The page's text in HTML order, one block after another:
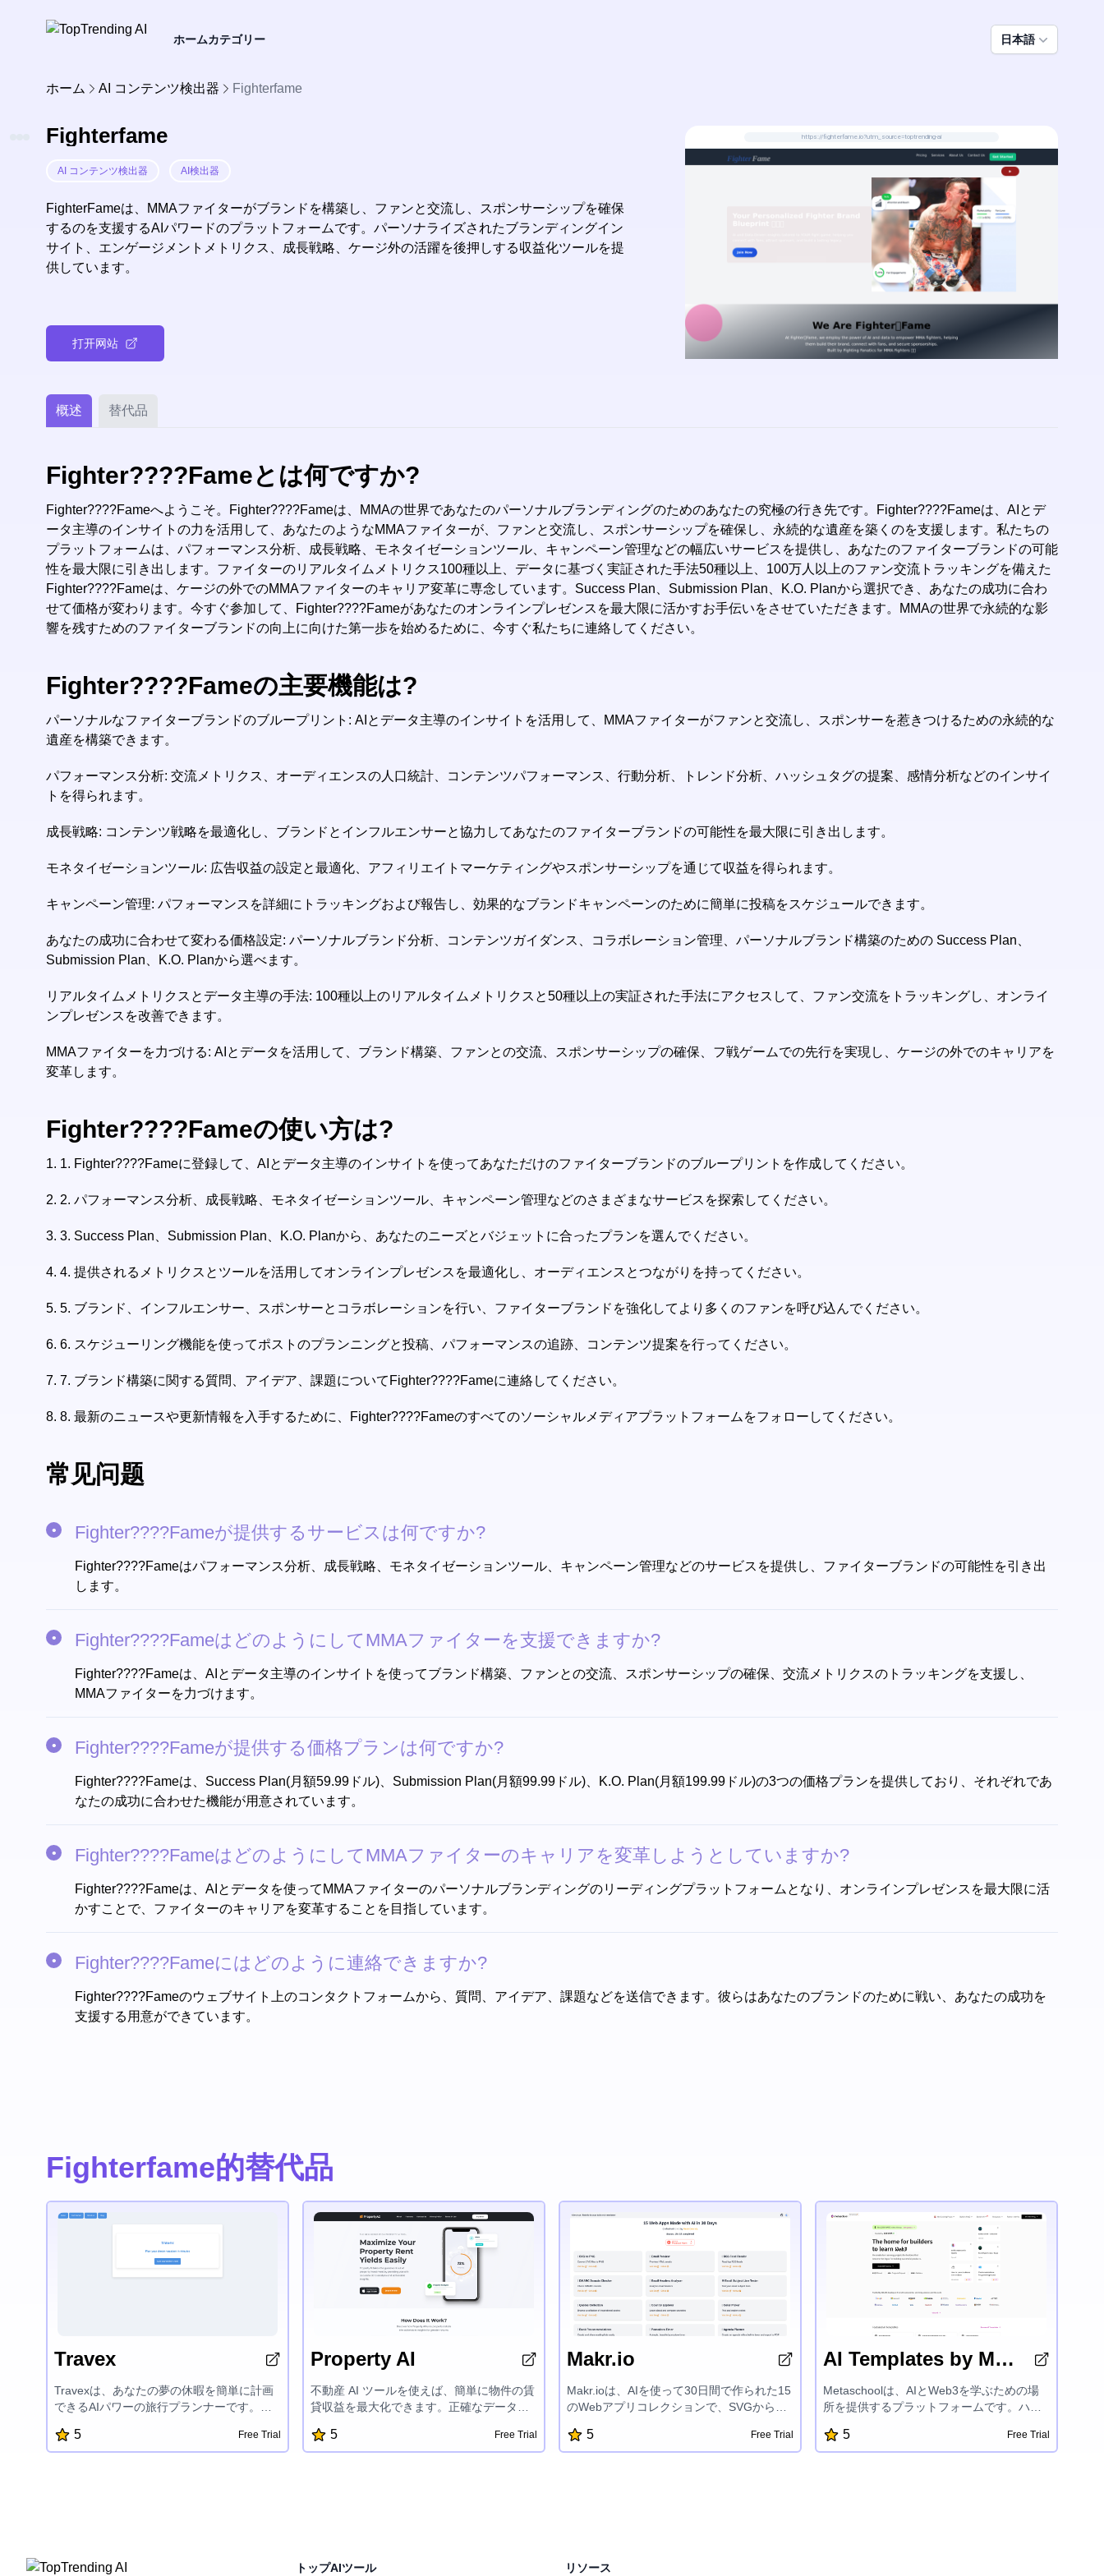
ホームカテゴリー 日本語
ホーム AI コンテンツ検出器 Fighterfame
Fighterfame
AI コンテンツ検出器 AI検出器
FighterFameは、MMAファイターがブランドを構築し、ファンと交流し、スポンサーシップを確保
するのを支援するAIパワードのプラットフォームです。パーソナライズされたブランディングイン
サイト、エンゲージメントメトリクス、成長戦略、ケージ外の活躍を後押しする収益化ツールを提
供しています。
打开网站
https://fighterfame.io?utm_source=toptrending-ai
概述 替代品
Fighter????Fameとは何ですか?
Fighter????Fameへようこそ。Fighter????Fameは、MMAの世界であなたのパーソナルブランディングのためのあなたの究極の行き先です。Fighter????Fameは、AIとデ
ータ主導のインサイトの力を活用して、あなたのようなMMAファイターが、ファンと交流し、スポンサーシップを確保し、永続的な遺産を築くのを支援します。私たちの
プラットフォームは、パフォーマンス分析、成長戦略、モネタイゼーションツール、キャンペーン管理などの幅広いサービスを提供し、あなたのファイターブランドの可能
性を最大限に引き出します。ファイターのリアルタイムメトリクス100種以上、データに基づく実証された手法50種以上、100万人以上のファン交流トラッキングを備えた
Fighter????Fameは、ケージの外でのMMAファイターのキャリア変革に専念しています。Success Plan、Submission Plan、K.O. Planから選択でき、あなたの成功に合わ
せて価格が変わります。今すぐ参加して、Fighter????Fameがあなたのオンラインプレゼンスを最大限に活かすお手伝いをさせていただきます。MMAの世界で永続的な影
響を残すためのファイターブランドの向上に向けた第一歩を始めるために、今すぐ私たちに連絡してください。
Fighter????Fameの主要機能は?
パーソナルなファイターブランドのブループリント: AIとデータ主導のインサイトを活用して、MMAファイターがファンと交流し、スポンサーを惹きつけるための永続的な
遺産を構築できます。
パフォーマンス分析: 交流メトリクス、オーディエンスの人口統計、コンテンツパフォーマンス、行動分析、トレンド分析、ハッシュタグの提案、感情分析などのインサイ
トを得られます。
成長戦略: コンテンツ戦略を最適化し、ブランドとインフルエンサーと協力してあなたのファイターブランドの可能性を最大限に引き出します。
モネタイゼーションツール: 広告収益の設定と最適化、アフィリエイトマーケティングやスポンサーシップを通じて収益を得られます。
キャンペーン管理: パフォーマンスを詳細にトラッキングおよび報告し、効果的なブランドキャンペーンのために簡単に投稿をスケジュールできます。
あなたの成功に合わせて変わる価格設定: パーソナルブランド分析、コンテンツガイダンス、コラボレーション管理、パーソナルブランド構築のための Success Plan、
Submission Plan、K.O. Planから選べます。
リアルタイムメトリクスとデータ主導の手法: 100種以上のリアルタイムメトリクスと50種以上の実証された手法にアクセスして、ファン交流をトラッキングし、オンライ
ンプレゼンスを改善できます。
MMAファイターを力づける: AIとデータを活用して、ブランド構築、ファンとの交流、スポンサーシップの確保、フ戦ゲームでの先行を実現し、ケージの外でのキャリアを
変革します。
Fighter????Fameの使い方は?
1. 1. Fighter????Fameに登録して、AIとデータ主導のインサイトを使ってあなただけのファイターブランドのブループリントを作成してください。
2. 2. パフォーマンス分析、成長戦略、モネタイゼーションツール、キャンペーン管理などのさまざまなサービスを探索してください。
3. 3. Success Plan、Submission Plan、K.O. Planから、あなたのニーズとバジェットに合ったプランを選んでください。
4. 4. 提供されるメトリクスとツールを活用してオンラインプレゼンスを最適化し、オーディエンスとつながりを持ってください。
5. 5. ブランド、インフルエンサー、スポンサーとコラボレーションを行い、ファイターブランドを強化してより多くのファンを呼び込んでください。
6. 6. スケジューリング機能を使ってポストのプランニングと投稿、パフォーマンスの追跡、コンテンツ提案を行ってください。
7. 7. ブランド構築に関する質問、アイデア、課題についてFighter????Fameに連絡してください。
8. 8. 最新のニュースや更新情報を入手するために、Fighter????Fameのすべてのソーシャルメディアプラットフォームをフォローしてください。
常见问题
Fighter????Fameが提供するサービスは何ですか?
Fighter????Fameはパフォーマンス分析、成長戦略、モネタイゼーションツール、キャンペーン管理などのサービスを提供し、ファイターブランドの可能性を引き出
します。
Fighter????FameはどのようにしてMMAファイターを支援できますか?
Fighter????Fameは、AIとデータ主導のインサイトを使ってブランド構築、ファンとの交流、スポンサーシップの確保、交流メトリクスのトラッキングを支援し、
MMAファイターを力づけます。
Fighter????Fameが提供する価格プランは何ですか?
Fighter????Fameは、Success Plan(月額59.99ドル)、Submission Plan(月額99.99ドル)、K.O. Plan(月額199.99ドル)の3つの価格プランを提供しており、それぞれであ
なたの成功に合わせた機能が用意されています。
Fighter????FameはどのようにしてMMAファイターのキャリアを変革しようとしていますか?
Fighter????Fameは、AIとデータを使ってMMAファイターのパーソナルブランディングのリーディングプラットフォームとなり、オンラインプレゼンスを最大限に活
かすことで、ファイターのキャリアを変革することを目指しています。
Fighter????Fameにはどのように連絡できますか?
Fighter????Fameのウェブサイト上のコンタクトフォームから、質問、アイデア、課題などを送信できます。彼らはあなたのブランドのために戦い、あなたの成功を
支援する用意ができています。
Fighterfame的替代品
Travex
Travexは、あなたの夢の休暇を簡単に計画
できるAIパワーの旅行プランナーです。直
より、カスタマイズ旅行計画を素早く作成
し、トップ目的地を探索し、旅行のヒント
5 Free Trial
Property AI
不動産 AI ツールを使えば、簡単に物件の賃
貸収益を最大化できます。正確なデータ分
資決定を下すことができます。物件価値を
高め、収益性を評価し、リターンを伸ばす
5 Free Trial
Makr.io
Makr.ioは、AIを使って30日間で作られた15
のWebアプリコレクションで、SVGから
フィードリーダー、DMARCドメインチェッ
カー、Eメールヘッダーアナライザー、Eメ
デジタルワークフローを効率化するよう設
5 Free Trial
AI Templates by Metaschool
Metaschoolは、AIとWeb3を学ぶための場
所を提供するプラットフォームです。ハン
された学習トラック、エキスパートメンタ
ーシップを提供し、OpenAI、Aptos、Sui、
5 Free Trial
トップAIツール リソース